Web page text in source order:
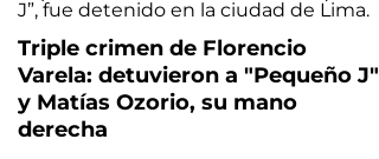
Triple crimen de Florencio
Varela: detuvieron a "Pequeño J"
y Matías Ozorio, su mano
derecha